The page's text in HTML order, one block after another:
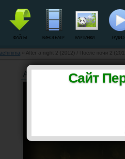
ФАЙЛЫ КИНОТЕАТР КАРТИНКИ РАДИО
Сайт
» After a night 2 (2012) / После ночи 2
After a night 2 (2012) /